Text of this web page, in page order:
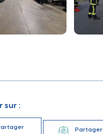
sur :
Partager